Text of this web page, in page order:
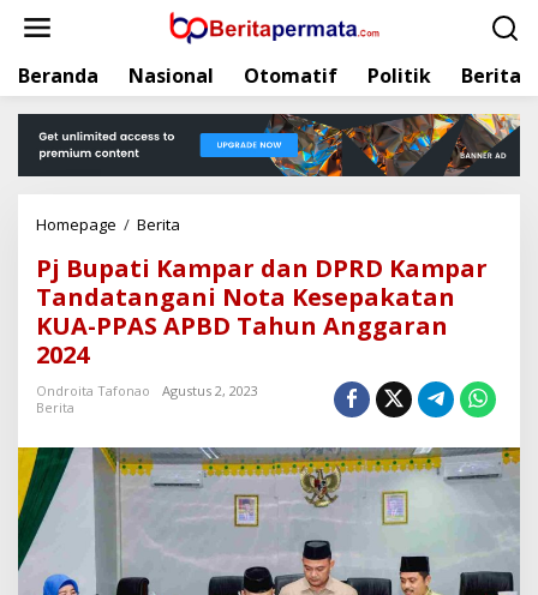
Beranda Nasional Otomatif Politik Berita
Homepage / Berita
B
u
p
i
m
p
a
d
Pj Bupati Kampar dan DPRD Kampar
Tandatangani Nota Kesepakatan
KUA-PPAS APBD Tahun Anggaran
2024
Ondroita Tafonao
Agustus 2, 2023
Berita